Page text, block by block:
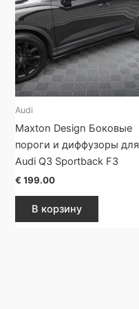
Audi
Maxton Design Боковые
пороги и диффузоры для
Audi Q3 Sportback F3
€ 199.00
В корзину